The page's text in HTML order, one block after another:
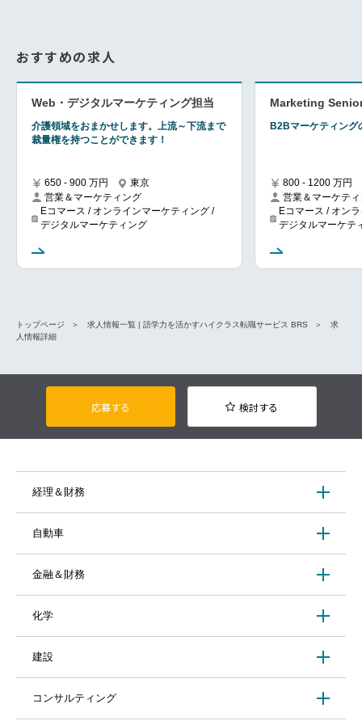
おすすめの求人
Web・デジタルマーケティング担当
介護領域をおまかせします。上流～下流まで
裁量権を持つことができます！
650 - 900 万円
東京
営業＆マーケティング
Eコマース / オンラインマーケティング /
デジタルマーケティング
Marketing
B2Bマーケティング
800 - 1200 万円
営業＆マーケテ
Eコマース / オン
デジタルマーケテ
トップページ 求人情報一覧 | 語学力を活かすハイクラス転職サービス BRS
求
人情報詳細
応募する 検討する
経理＆財務
自動車
金融＆財務
化学
建設
コンサルティング